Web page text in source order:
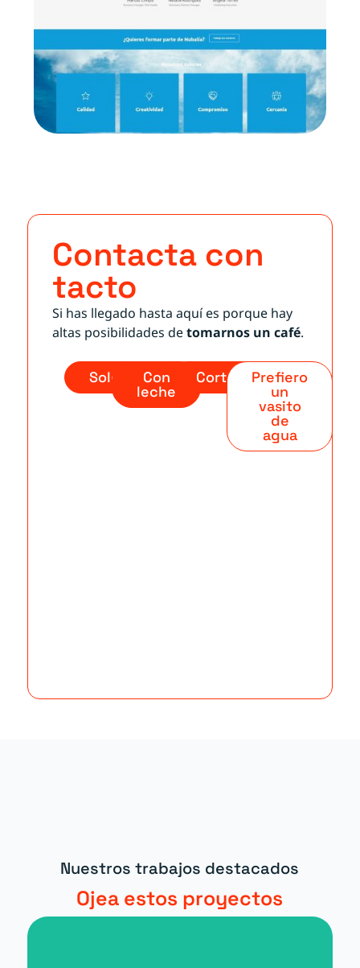
Contacta con
tacto
Si has llegado hasta aquí es porque hay
altas posibilidades detomarnos un café.
Solo Con
leche
CortadoPrefiero
un
vasito
de
agua
Nuestros trabajos destacados
Ojea estos proyectos